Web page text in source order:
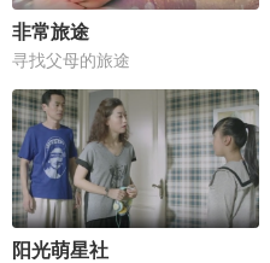
非常旅途
寻找父母的旅途
阳光萌星社